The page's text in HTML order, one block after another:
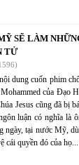
SẼ LÀM
TỬ
dung cuốn phim
của Đạo
Jesus cũng đã bị
luận có nghĩa là
ngày, tại nước Mỹ,
cái quyền đó của họ...